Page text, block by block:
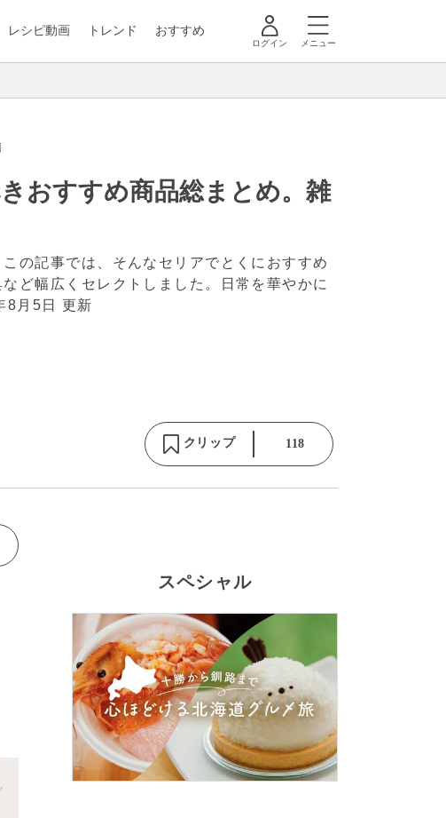
レシピ動画 トレンド おすすめ
ログイン メニュー
おすすめ商品総まとめ。雑
の記事では、そんなセリアでとくにおすすめ
ど幅広くセレクトしました。日常を華やかに
8月5日 更新
クリップ 118
スペシャル